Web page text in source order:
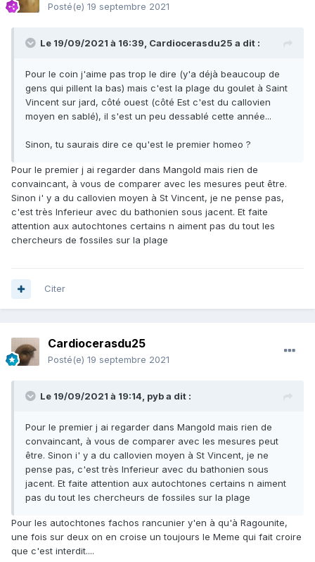
Posté(e) 19 septembre 2021
Le 19/09/2021 à 16:39, Cardiocerasdu25 a dit :
Pour le coin j'aime pas trop le dire (y'a déjà beaucoup de
gens qui pillent la bas) mais c'est la plage du goulet à Saint
Vincent sur jard, côté ouest (côté Est c'est du callovien
moyen en sablé), il s'est un peu dessablé cette année...
Sinon, tu saurais dire ce qu'est le premier homeo ?
Pour le premier j ai regarder dans Mangold mais rien de
convaincant, à vous de comparer avec les mesures peut être.
Sinon i' y a du callovien moyen à St Vincent, je ne pense pas,
c'est très Inferieur avec du bathonien sous jacent. Et faite
attention aux autochtones certains n aiment pas du tout les
chercheurs de fossiles sur la plage
Citer
Cardiocerasdu25
Posté(e) 19 septembre 2021
Le 19/09/2021 à 19:14, pyba dit :
Pour le premier j ai regarder dans Mangold mais rien de
convaincant, à vous de comparer avec les mesures peut
être. Sinon i' y a du callovien moyen à St Vincent, je ne
pense pas, c'est très Inferieur avec du bathonien sous
jacent. Et faite attention aux autochtones certains n aiment
pas du tout les chercheurs de fossiles sur la plage
Pour les autochtones fachos rancunier y'en à qu'à Ragounite,
une fois sur deux on en croise un toujours le Meme qui fait croire
que c'est interdit....